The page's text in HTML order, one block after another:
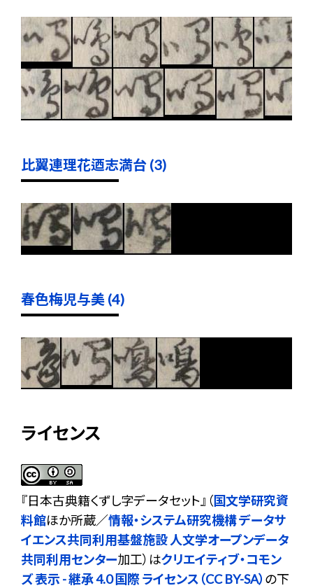
比翼連理花迺志満台 (3)
春色梅児与美 (4)
ライセンス
『日本古典籍くずし字データセット 』（国文学研究資
料館ほか所蔵／情報・システム研究機構 データサ
イエンス共同利用基盤施設 人文学オープンデータ
共同利用センター加工）はクリエイティブ・コモン
ズ 表示 - 継承 4.0 国際 ライセンス（CC BY-SA） の下